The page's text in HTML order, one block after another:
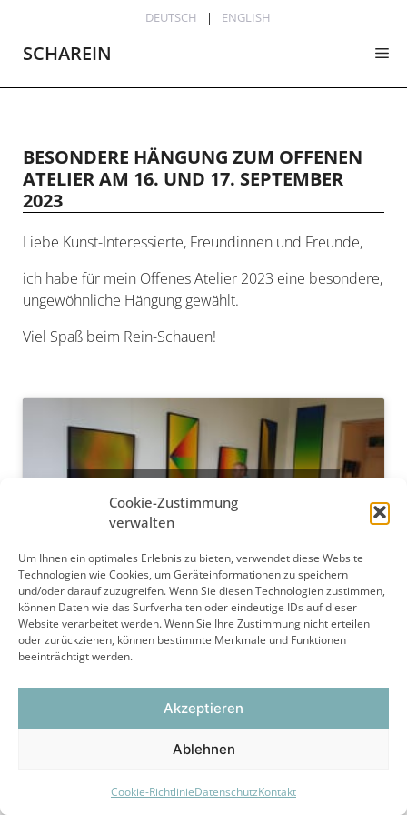
Cookie-Zustimmung
verwalten
Um Ihnen ein optimales Erlebnis zu bieten, verwendet diese Website
Technologien wie Cookies, um Geräteinformationen zu speichern
und/oder darauf zuzugreifen. Wenn Sie diesen Technologien zustimmen,
können Daten wie das Surfverhalten oder eindeutige IDs auf dieser
Website verarbeitet werden. Wenn Sie Ihre Zustimmung nicht erteilen
oder zurückziehen, können bestimmte Merkmale und Funktionen
beeinträchtigt werden.
Akzeptieren
Ablehnen
Cookie-RichtlinieDatenschutzKontakt
springen
DEUTSCH ENGLISH
SCHAREIN
BESONDERE HÄNGUNG ZUM OFFENEN
ATELIER AM 16. UND 17. SEPTEMBER
2023
Liebe Kunst-Interessierte, Freundinnen und Freunde,
ich habe für mein Offenes Atelier 2023 eine besondere,
ungewöhnliche Hängung gewählt.
Viel Spaß beim Rein-Schauen!
enable this content
Datenschutz|Impressum